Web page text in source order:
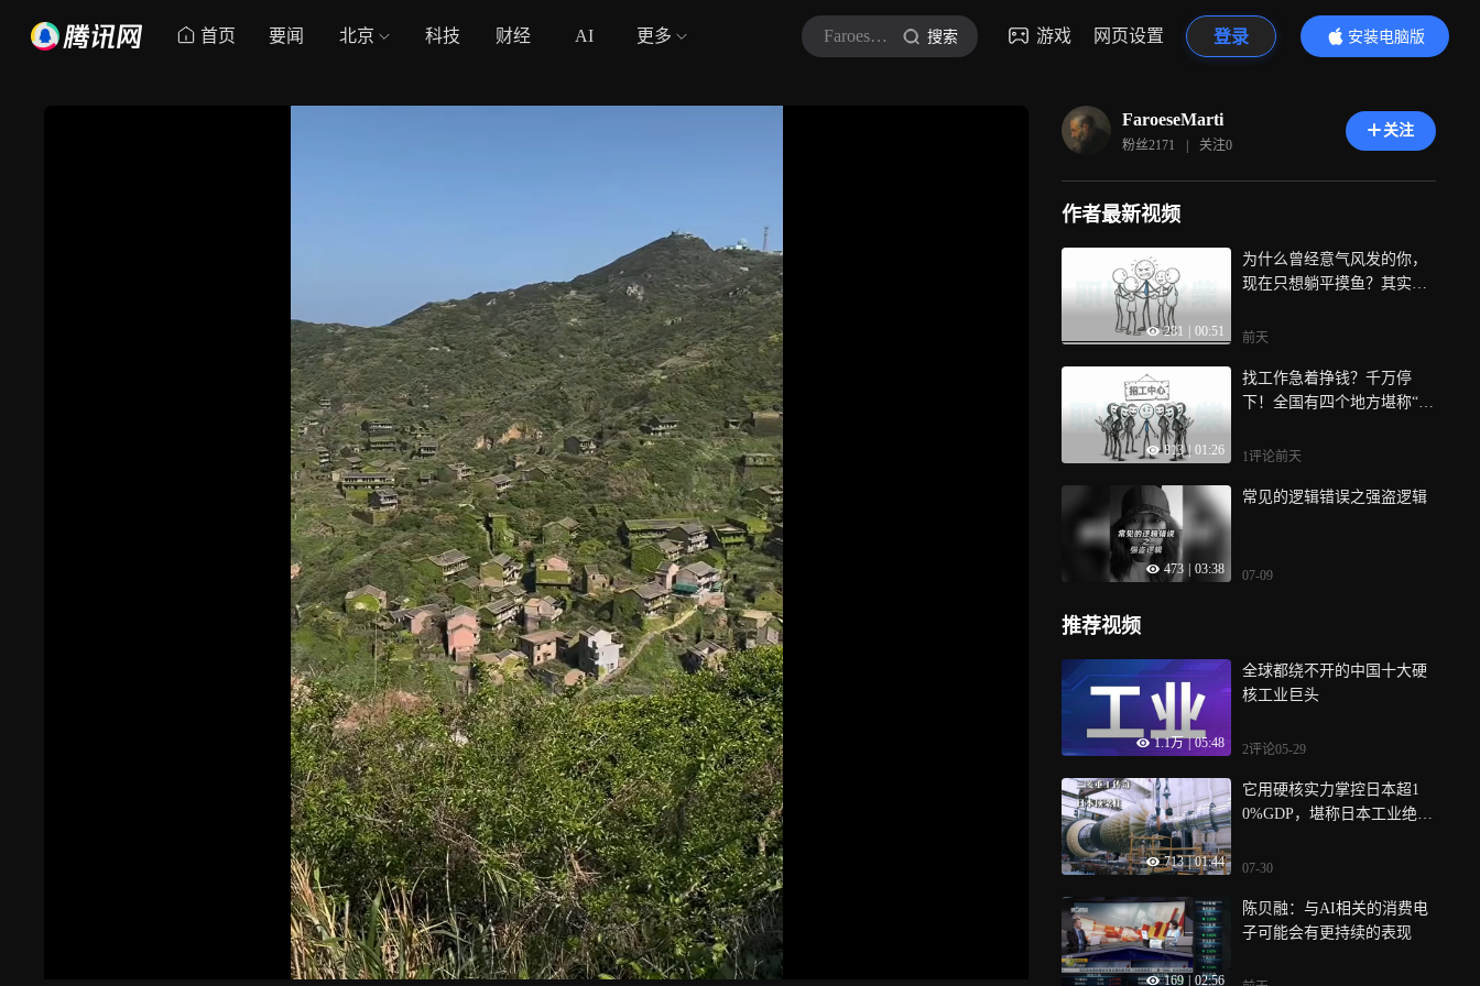
首页 要闻 北京 科技 财经 AI 更多 FaroeseMarti 搜索 游戏 网页设置 登录
安装电脑版
内容更精彩
FaroeseMarti
粉丝2171 | 关注0
关注
作者最新视频
281 00:51
为什么曾经意气风发的你，
现在只想躺平摸鱼？其实不
变了！干活的被排挤，搞鬼
前天
813 | 01:26
找工作急着挣钱？千万停
下！全国有四个地方堪称“打
得先交钱！黑中介、合同陷
个揭秘
1评论前天
473 03:38
常见的逻辑错误之强盗逻辑
07-09
推荐视频
1.1万 | 05:48
全球都绕不开的中国十大硬
核工业巨头
2评论05-29
713 | 01:44
它用硬核实力掌控日本超1
0%GDP，堪称日本工业绝对
07-30
169 02:56
陈贝融：与AI相关的消费电
子可能会有更持续的表现